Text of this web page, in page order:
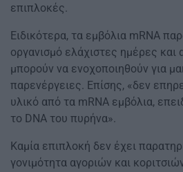
επιπλοκές.
Ειδικότερα, τα εμβόλια mRNA
οργανισμό ελάχιστες ημέρες και
μπορούν να ενοχοποιηθούν για
παρενέργειες. Επίσης, «δεν
υλικό από τα mRNA εμβόλια,
το DNA του πυρήνα».
Καμία επιπλοκή δεν έχει
γονιμότητα αγοριών και